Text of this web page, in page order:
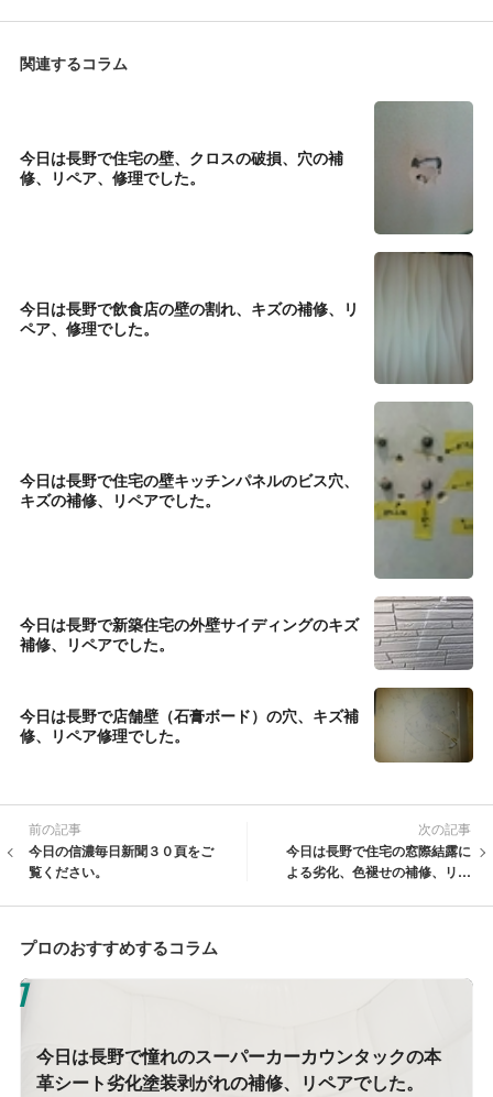
関連するコラム
今日は長野で住宅の壁、クロスの破損、穴の補
修、リペア、修理でした。
今日は長野で飲食店の壁の割れ、キズの補修、リ
ペア、修理でした。
今日は長野で住宅の壁キッチンパネルのビス穴、
キズの補修、リペアでした。
今日は長野で新築住宅の外壁サイディングのキズ
補修、リペアでした。
今日は長野で店舗壁（石膏ボード）の穴、キズ補
修、リペア修理でした。
前の記事
今日の信濃毎日新聞３０頁をご
覧ください。
次の記事
今日は長野で住宅の窓際結露に
よる劣化、色褪せの補修、リペ
プロのおすすめするコラム
今日は長野で憧れのスーパーカーカウンタックの本
革シート劣化塗装剥がれの補修、リペアでした。